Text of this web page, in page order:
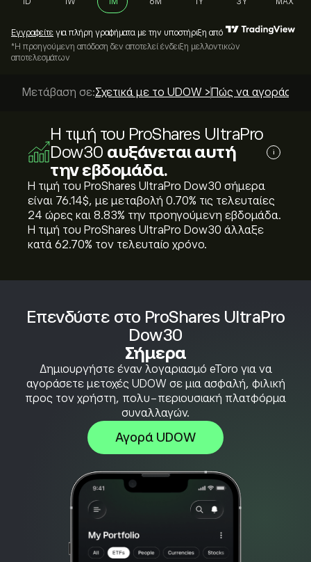
Επενδύστε στο ProShares UltraPro
Dow30
Σήμερα
Δημιουργήστε έναν λογαριασμό eToro για να
αγοράσετε μετοχές UDOW σε μια ασφαλή, φιλική
προς τον χρήστη, πολυ-περιουσιακή πλατφόρμα
συναλλαγών.
Αγορά UDOW
Εγγραφείτε για πλήρη γραφήματα με την υποστήριξη από
*Η προηγούμενη απόδοση δεν αποτελεί ένδειξη μελλοντικών
αποτελεσμάτων
Μετάβαση σε:Σχετικά με το UDOW > Πώς να
Η τιμή του ProShares UltraPro
Dow30 αυξάνεται αυτή
την εβδομάδα.
i
Η τιμή του ProShares UltraPro Dow30 σήμερα
είναι 76.14‎$‎, με μεταβολή ‎0.70‎% τις τελευταίες
24 ώρες και ‎8.83‎% την προηγούμενη εβδομάδα.
Η τιμή του ProShares UltraPro Dow30 άλλαξε
κατά ‎62.70‎% τον τελευταίο χρόνο.